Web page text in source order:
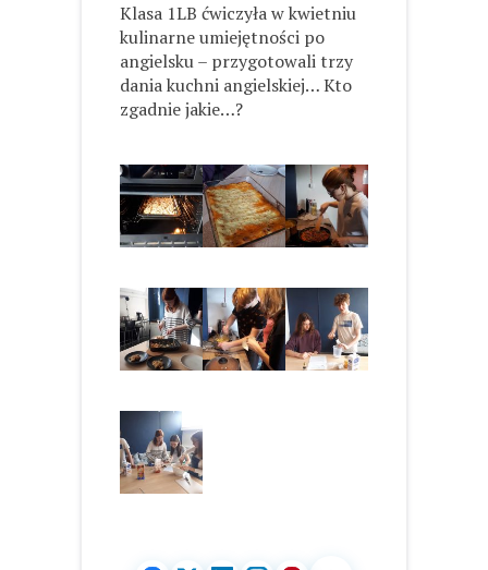
Klasa 1LB ćwiczyła w kwietniu
kulinarne umiejętności po
angielsku – przygotowali trzy
dania kuchni angielskiej… Kto
zgadnie jakie…?